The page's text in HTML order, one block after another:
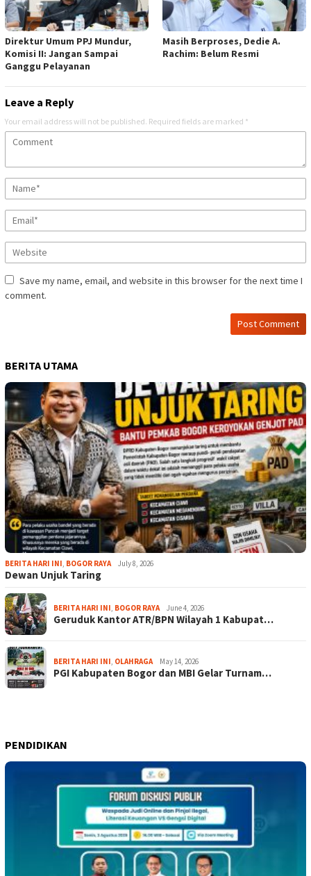
Direktur Umum PPJ Mundur,
Komisi II: Jangan Sampai
Ganggu Pelayanan
Masih Berproses, Dedie A.
Rachim: Belum Resmi
Leave a Reply
Your email address will not be published. Required fields are marked *
Save my name, email, and website in this browser for the next time I
comment.
BERITA UTAMA
BERITA HARI INI, BOGOR RAYA July 8, 2026
Dewan Unjuk Taring
BERITA HARI INI, BOGOR RAYA June 4, 2026
Geruduk Kantor ATR/BPN Wilayah 1 Kabupat…
BERITA HARI INI, OLAHRAGA May 14, 2026
PGI Kabupaten Bogor dan MBI Gelar Turnam…
PENDIDIKAN